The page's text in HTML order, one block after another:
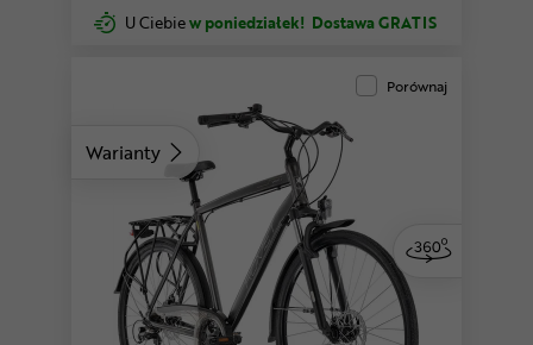
U Ciebiew poniedziałek! Dostawa GRATIS
Warianty
Porównaj